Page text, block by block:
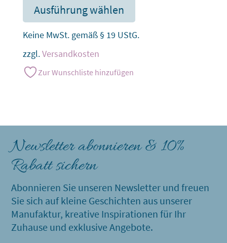
Ausführung wählen
Keine MwSt. gemäß § 19 UStG.
zzgl.Versandkosten
Zur Wunschliste hinzufügen
Newsletter abonnieren & 10%
Rabatt sichern
Abonnieren Sie unseren Newsletter und freuen
Sie sich auf kleine Geschichten aus unserer
Manufaktur, kreative Inspirationen für Ihr
Zuhause und exklusive Angebote.